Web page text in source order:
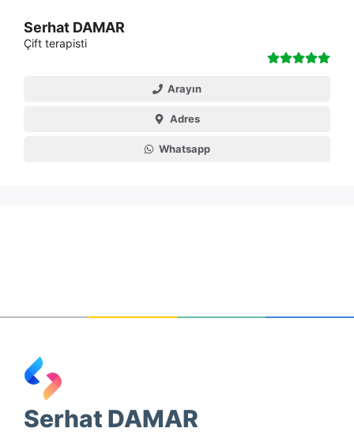
Serhat DAMAR
Çift terapisti
Arayın
Adres
Whatsapp
Serhat DAMAR